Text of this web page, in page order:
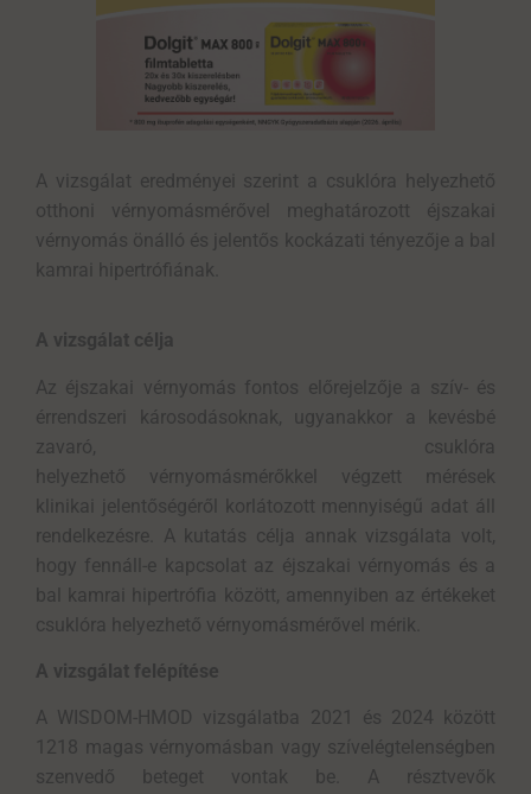
A vizsgálat eredményei szerint a csuklóra helyezhető
otthoni vérnyomásmérővel meghatározott éjszakai
vérnyomás önálló és jelentős kockázati tényezője a bal
kamrai hipertrófiának.
A vizsgálat célja
Az éjszakai vérnyomás fontos előrejelzője a szív- és
érrendszeri károsodásoknak, ugyanakkor a kevésbé
zavaró, csuklóra
helyezhető vérnyomásmérőkkel végzett mérések
klinikai jelentőségéről korlátozott mennyiségű adat áll
rendelkezésre. A kutatás célja annak vizsgálata volt,
hogy fennáll-e kapcsolat az éjszakai vérnyomás és a
bal kamrai hipertrófia között, amennyiben az értékeket
csuklóra helyezhető vérnyomásmérővel mérik.
A vizsgálat felépítése
A WISDOM-HMOD vizsgálatba 2021 és 2024 között
1218 magas vérnyomásban vagy szívelégtelenségben
szenvedő beteget vontak be. A résztvevők